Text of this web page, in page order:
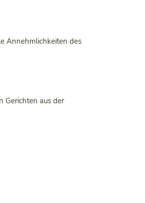
Annehmlichkeiten des
Gerichten aus der